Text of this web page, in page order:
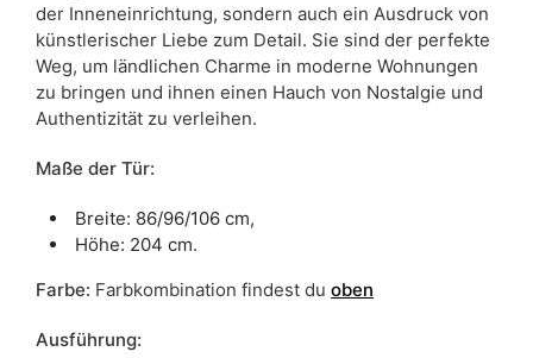
der Inneneinrichtung, sondern auch ein Ausdruck von
künstlerischer Liebe zum Detail. Sie sind der perfekte
Weg, um ländlichen Charme in moderne Wohnungen
zu bringen und ihnen einen Hauch von Nostalgie und
Authentizität zu verleihen.
Maße der Tür:
Breite: 86/96/106 cm,
Höhe: 204 cm.
Farbe: Farbkombination findest du oben
Ausführung: